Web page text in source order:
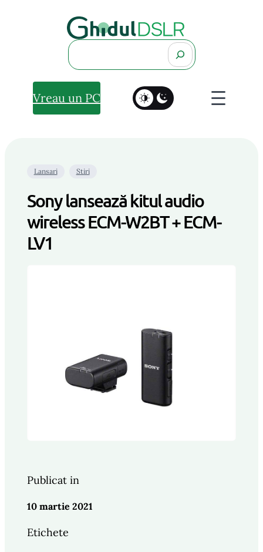
Search
Vreau un PC
Lansari Stiri
Sony lansează kitul audio
wireless ECM-W2BT + ECM-
LV1
Publicat in
10 martie 2021
Etichete